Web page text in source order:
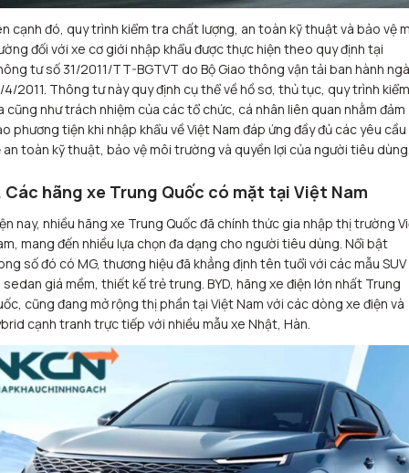
cạnh đó, quy trình kiểm tra chất lượng, an toàn kỹ thuật và bảo vệ
đối với xe cơ giới nhập khẩu được thực hiện theo quy định tại
tư số 31/2011/TT-BGTVT do Bộ Giao thông vận tải ban hành
4/2011. Thông tư này quy định cụ thể về hồ sơ, thủ tục, quy trình kiểm
cũng như trách nhiệm của các tổ chức, cá nhân liên quan nhằm đảm
phương tiện khi nhập khẩu về Việt Nam đáp ứng đầy đủ các yêu cầu
an toàn kỹ thuật, bảo vệ môi trường và quyền lợi của người tiêu
Các hãng xe Trung Quốc có mặt tại Việt Nam
nay, nhiều hãng xe Trung Quốc đã chính thức gia nhập thị trường
mang đến nhiều lựa chọn đa dạng cho người tiêu dùng. Nổi bật
số đó có MG, thương hiệu đã khẳng định tên tuổi với các mẫu SUV
sedan giá mềm, thiết kế trẻ trung. BYD, hãng xe điện lớn nhất Trung
cũng đang mở rộng thị phần tại Việt Nam với các dòng xe điện và
cạnh tranh trực tiếp với nhiều mẫu xe Nhật, Hàn.